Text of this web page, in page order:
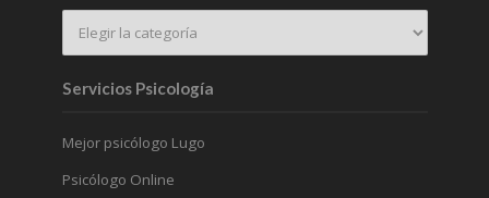
Servicios Psicología
Mejor psicólogo Lugo
Psicólogo Online